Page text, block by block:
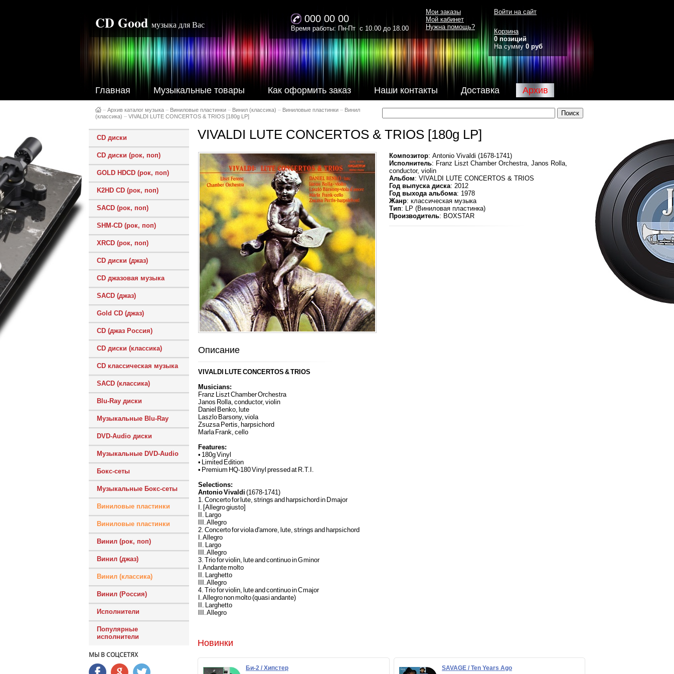
CD Good музыка для Вас
000 00 00
Время работы: Пн-Пт с 10.00 до 18.00
Главная Музыкальные товары Как оформить заказ Наши контакты Доставка Архив
Мои заказы
Мой кабинет
Нужна помощь?
Войти на сайт
Корзина
0 позиций
На сумму 0 руб
– Архив каталог музыка – Виниловые пластинки – Винил (классика) – Виниловые пластинки – Винил
(классика) – VIVALDI LUTE CONCERTOS & TRIOS [180g LP]
CD диски
CD диски (рок, поп)
GOLD HDCD (рок, поп)
K2HD CD (рок, поп)
SACD (рок, поп)
SHM-CD (рок, поп)
XRCD (рок, поп)
CD диски (джаз)
CD джазовая музыка
SACD (джаз)
Gold CD (джаз)
CD (джаз Россия)
CD диски (классика)
CD классическая музыка
SACD (классика)
Blu-Ray диски
Музыкальные Blu-Ray
DVD-Audio диски
Музыкальные DVD-Audio
Бокс-сеты
Музыкальные Бокс-сеты
Виниловые пластинки
Виниловые пластинки
Винил (рок, поп)
Винил (джаз)
Винил (классика)
Винил (Россия)
Исполнители
Популярные
исполнители
МЫ В СОЦСЕТЯХ
VIVALDI LUTE CONCERTOS & TRIOS [180g LP]
Композитор: Antonio Vivaldi (1678-1741)
Исполнитель: Franz Liszt Chamber Orchestra, Janos Rolla,
conductor, violin
Альбом: VIVALDI LUTE CONCERTOS & TRIOS
Год выпуска диска: 2012
Год выхода альбома: 1978
Жанр: классическая музыка
Тип: LP (Виниловая пластинка)
Производитель: BOXSTAR
Описание
VIVALDI LUTE CONCERTOS & TRIOS
Musicians:
Franz Liszt Chamber Orchestra
Janos Rolla, conductor, violin
Daniel Benko, lute
Laszlo Barsony, viola
Zsuzsa Pertis, harpsichord
Marla Frank, cello
Features:
• 180g Vinyl
• Limited Edition
• Premium HQ-180 Vinyl pressed at R.T.I.
Selections:
Antonio Vivaldi (1678-1741)
1. Concerto for lute, strings and harpsichord in D major
I. [Allegro giusto]
II. Largo
III. Allegro
2. Concerto for viola d'amore, lute, strings and harpsichord
I. Allegro
II. Largo
III. Allegro
3. Trio for violin, lute and continuo in G minor
I. Andante molto
II. Larghetto
III. Allegro
4. Trio for violin, lute and continuo in C major
I. Allegro non molto (quasi andante)
II. Larghetto
III. Allegro
Новинки
Би-2 / Хипстер SAVAGE / Ten Years Ago